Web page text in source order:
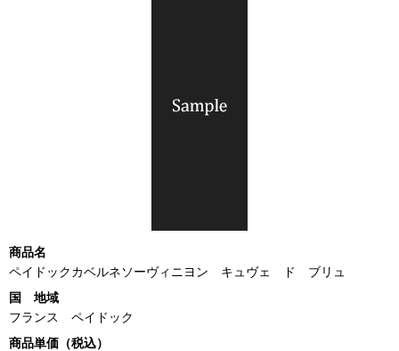
商品名
ペイドックカベルネソーヴィニヨン キュヴェ ド ブリュ
国 地域
フランス ペイドック
商品単価（税込）